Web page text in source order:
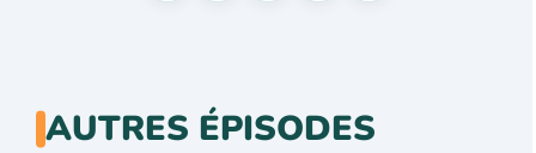
AUTRES ÉPISODES